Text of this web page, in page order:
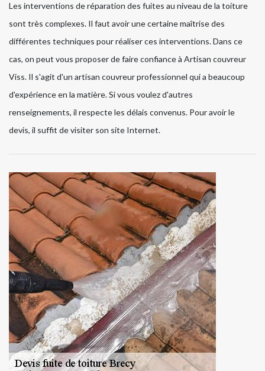
Les interventions de réparation des fuites au niveau de la toiture
sont très complexes. Il faut avoir une certaine maîtrise des
différentes techniques pour réaliser ces interventions. Dans ce
cas, on peut vous proposer de faire confiance à Artisan couvreur
Viss. Il s'agit d'un artisan couvreur professionnel qui a beaucoup
d'expérience en la matière. Si vous voulez d'autres
renseignements, il respecte les délais convenus. Pour avoir le
devis, il suffit de visiter son site Internet.